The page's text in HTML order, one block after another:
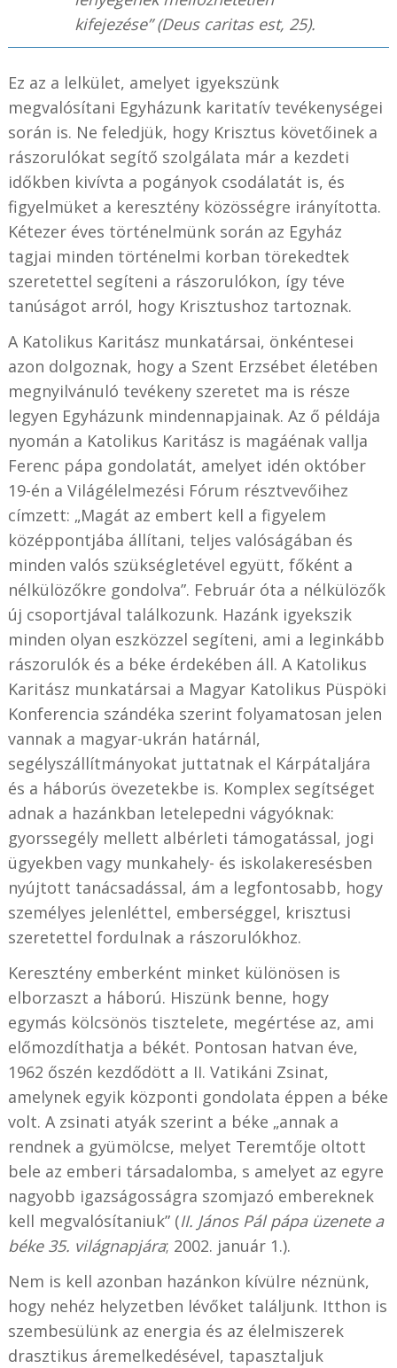
kifejezése” (Deus caritas est, 25).
Ez az a lelkület, amelyet igyekszünk
megvalósítani Egyházunk karitatív tevékenységei
során is. Ne feledjük, hogy Krisztus követőinek a
rászorulókat segítő szolgálata már a kezdeti
időkben kivívta a pogányok csodálatát is, és
figyelmüket a keresztény közösségre irányította.
Kétezer éves történelmünk során az Egyház
tagjai minden történelmi korban törekedtek
szeretettel segíteni a rászorulókon, így téve
tanúságot arról, hogy Krisztushoz tartoznak.
A Katolikus Karitász munkatársai, önkéntesei
azon dolgoznak, hogy a Szent Erzsébet életében
megnyilvánuló tevékeny szeretet ma is része
legyen Egyházunk mindennapjainak. Az ő példája
nyomán a Katolikus Karitász is magáénak vallja
Ferenc pápa gondolatát, amelyet idén október
19-én a Világélelmezési Fórum résztvevőihez
címzett: „Magát az embert kell a figyelem
középpontjába állítani, teljes valóságában és
minden valós szükségletével együtt, főként a
nélkülözőkre gondolva”. Február óta a nélkülözők
új csoportjával találkozunk. Hazánk igyekszik
minden olyan eszközzel segíteni, ami a leginkább
rászorulók és a béke érdekében áll. A Katolikus
Karitász munkatársai a Magyar Katolikus Püspöki
Konferencia szándéka szerint folyamatosan jelen
vannak a magyar-ukrán határnál,
segélyszállítmányokat juttatnak el Kárpátaljára
és a háborús övezetekbe is. Komplex segítséget
adnak a hazánkban letelepedni vágyóknak:
gyorssegély mellett albérleti támogatással, jogi
ügyekben vagy munkahely- és iskolakeresésben
nyújtott tanácsadással, ám a legfontosabb, hogy
személyes jelenléttel, emberséggel, krisztusi
szeretettel fordulnak a rászorulókhoz.
Keresztény emberként minket különösen is
elborzaszt a háború. Hiszünk benne, hogy
egymás kölcsönös tisztelete, megértése az, ami
előmozdíthatja a békét. Pontosan hatvan éve,
1962 őszén kezdődött a II. Vatikáni Zsinat,
amelynek egyik központi gondolata éppen a béke
volt. A zsinati atyák szerint a béke „annak a
rendnek a gyümölcse, melyet Teremtője oltott
bele az emberi társadalomba, s amelyet az egyre
nagyobb igazságosságra szomjazó embereknek
kell megvalósítaniuk” (II. János Pál pápa üzenete a
béke 35. világnapjára; 2002. január 1.).
Nem is kell azonban hazánkon kívülre néznünk,
hogy nehéz helyzetben lévőket találjunk. Itthon is
szembesülünk az energia és az élelmiszerek
drasztikus áremelkedésével, tapasztaljuk